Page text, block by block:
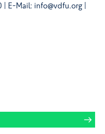
E-Mail: info@vdfu.org |
